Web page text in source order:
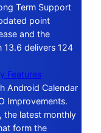
Term Support
point
and the
13.6 delivers 124
Features
Android Calendar
Improvements.
the latest monthly
form the